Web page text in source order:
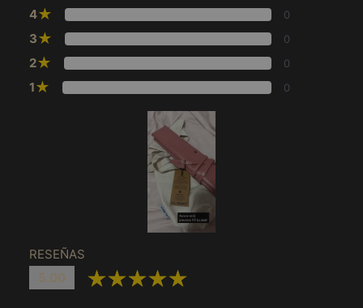
4★ 0
3★ 0
2★ 0
1★ 0
RESEÑAS
5.00
アゼルバイジャン
(MXN $)